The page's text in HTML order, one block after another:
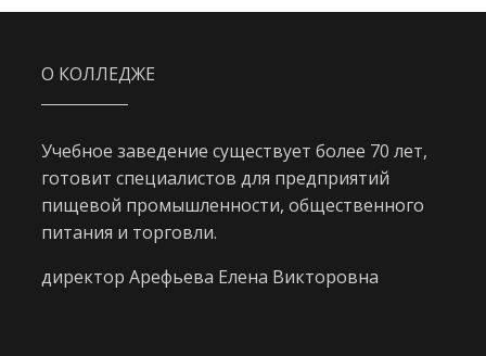
О КОЛЛЕДЖЕ
Учебное заведение существует более 70 лет,
готовит специалистов для предприятий
пищевой промышленности, общественного
питания и торговли.
директор Арефьева Елена Викторовна